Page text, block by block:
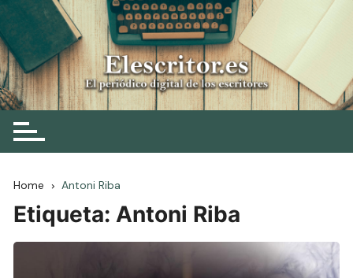
Skip
to
content
Elescritor.es
El periódico digital de los escritores
Home Antoni Riba
Etiqueta:Antoni Riba